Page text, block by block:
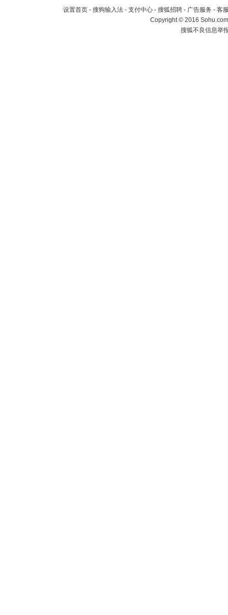
设置首页 - 搜狗输入法 - 支付中心 - 搜狐招聘 - 广告服务 - 客
Copyright©2016
搜狐不良信息举